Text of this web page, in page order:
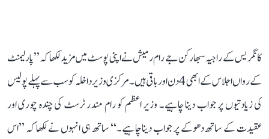
کانگریس کے راجیہ سبھا رکن جے رام رمیش نے اپنی پوسٹ میں مزید لکھا کہ ’’پارلیمنٹ
کے رواں اجلاس کے ابھی 4 دن اور باقی ہیں۔ مرکزی وزیر داخلہ کو سب سے پہلے پولیس
کی زیادتیوں پر جواب دینا چاہیے۔ وزیر اعظم کو رام مندر ٹرسٹ کی چندہ چوری اور
عقیدت کے ساتھ دھوکے پر جواب دینا چاہیے۔‘‘ ساتھ ہی انہوں نے لکھا کہ ’’اس